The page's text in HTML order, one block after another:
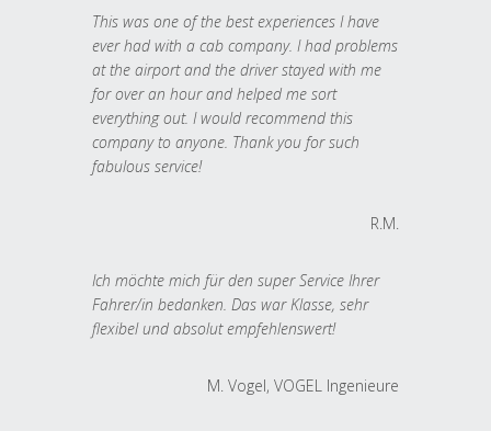
This was one of the best experiences I have
ever had with a cab company. I had problems
at the airport and the driver stayed with me
for over an hour and helped me sort
everything out. I would recommend this
company to anyone. Thank you for such
fabulous service!
R.M.
Ich möchte mich für den super Service Ihrer
Fahrer/in bedanken. Das war Klasse, sehr
flexibel und absolut empfehlenswert!
M. Vogel, VOGEL Ingenieure